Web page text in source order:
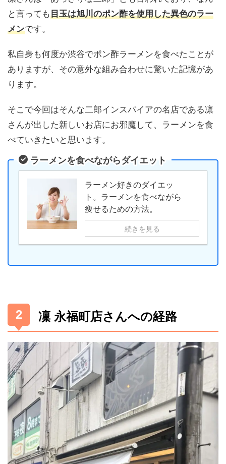
と言っても目玉は旭川のポン酢を使用した異色のラー
メンです。
私自身も何度か渋谷でポン酢ラーメンを食べたことが
ありますが、その意外な組み合わせに驚いた記憶があ
ります。
そこで今回はそんな二郎インスパイアの名店である凛
さんが出した新しいお店にお邪魔して、ラーメンを食
べていきたいと思います。
ラーメンを食べながらダイエット
ラーメン好きのダイエッ
ト。ラーメンを食べながら
痩せるための方法。
続きを見る
凜 永福町店さんへの経路